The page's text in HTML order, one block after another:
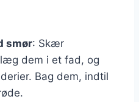
smør: Skær
dem i et fad, og
Bag dem, indtil